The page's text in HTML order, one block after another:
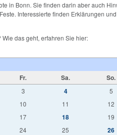
in Bonn. Sie finden darin aber auch
Interessierte finden Erklärungen und
das geht, erfahren Sie hier:
Fr. Sa.
So.
3 4 5
10 11 12
17 18 19
24 25
26